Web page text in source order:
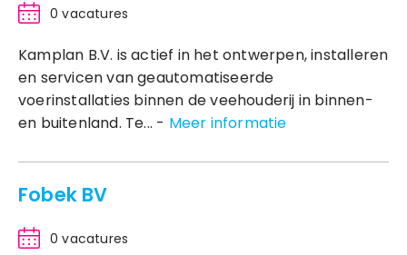
0 vacatures
Kamplan B.V. is actief in het ontwerpen, installeren
en servicen van geautomatiseerde
voerinstallaties binnen de veehouderij in binnen-
en buitenland. Te... - Meer informatie
Fobek BV
0 vacatures